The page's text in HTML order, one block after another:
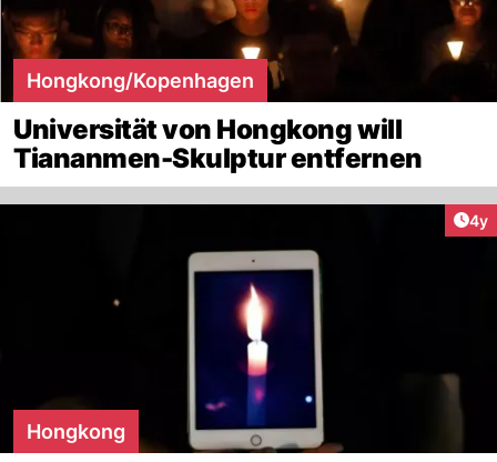
Hongkong/Kopenhagen
Universität von Hongkong will
Tiananmen-Skulptur entfernen
4y
Hongkong